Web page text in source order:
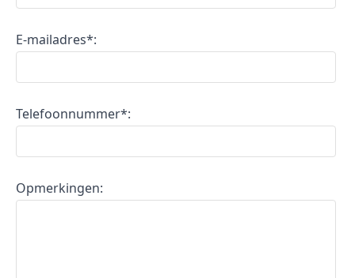
E-mailadres*:
Telefoonnummer*:
Opmerkingen: